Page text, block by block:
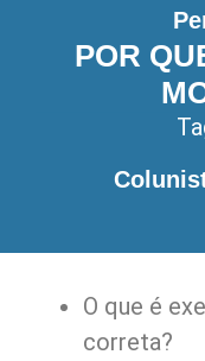
POR
O que é
correta?